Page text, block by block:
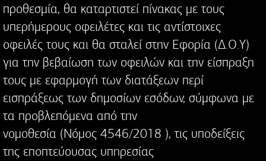
προθεσμία, θα καταρτιστεί πίνακας με τους
υπερήμερους οφειλέτες και τις αντίστοιχες
οφειλές τους και θα σταλεί στην Εφορία (Δ.Ο.Υ)
για την βεβαίωση των οφειλών και την είσπραξη
τους με εφαρμογή των διατάξεων περί
εισπράξεως των δημοσίων εσόδων, σύμφωνα με
τα προβλεπόμενα από την
νομοθεσία (Νόμος 4546/2018 ), τις υποδείξεις
της εποπτεύουσας υπηρεσίας